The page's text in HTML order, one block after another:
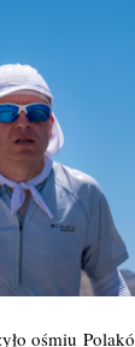
ośmiu